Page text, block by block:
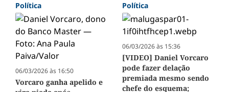
Política
06/03/2026 às 16:50
Vorcaro ganha apelido e
Política
06/03/2026 às 15:36
[VIDEO] Daniel Vorcaro
pode fazer delação
premiada mesmo sendo
chefe do esquema;